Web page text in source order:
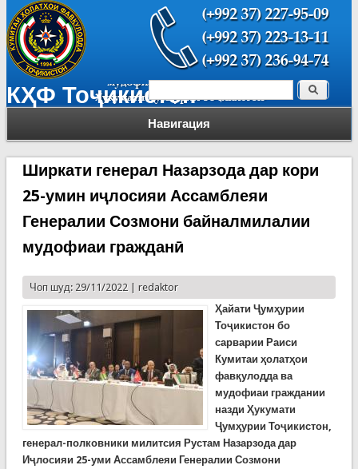
КҲФ Тоҷикистон
Навигация
Форма поиска Поиск
Ширкати генерал Назарзода дар кори
25-умин иҷлосияи Ассамблеяи
Генералии Созмони байналмилалии
мудофиаи гражданӣ
Чоп шуд: 29/11/2022 | redaktor
Ҳайати Ҷумҳурии
Тоҷикистон бо
сарварии Раиси
Кумитаи ҳолатҳои
фавқулодда ва
мудофиаи граждании
назди Ҳукумати
Ҷумҳурии Тоҷикистон,
генерал-полковники милитсия Рустам Назарзода дар
Иҷлосияи 25-уми Ассамблеяи Генералии Созмони